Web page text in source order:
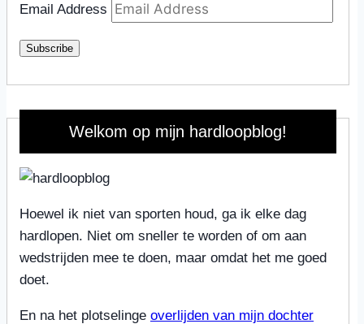
Email Address
Subscribe
Welkom op mijn hardloopblog!
Hoewel ik niet van sporten houd, ga ik elke dag
hardlopen. Niet om sneller te worden of om aan
wedstrijden mee te doen, maar omdat het me goed
doet.
En na het plotselinge overlijden van mijn dochter